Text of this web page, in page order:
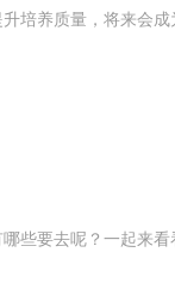
培养质量，将来会
些要去呢？一起来看